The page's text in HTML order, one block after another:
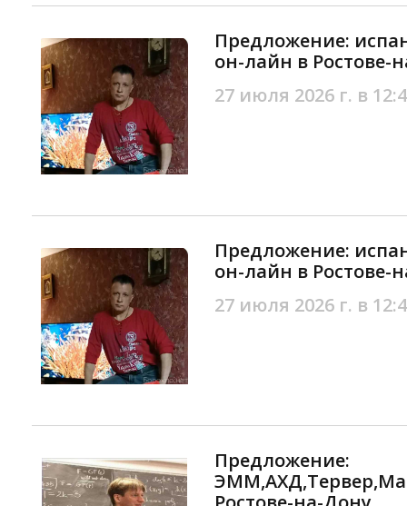
Предложение:
он-лайн в Ростове-
27 июля 2026 г. в
Предложение:
он-лайн в Ростове-
27 июля 2026 г. в
Предложение: